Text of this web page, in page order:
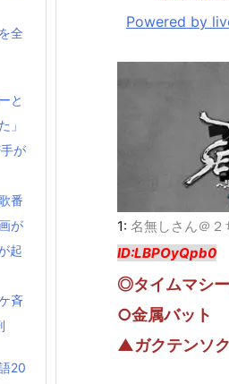
Powered by
1: 名無しさん＠２
ID:LBPOyQpb0
◎タイムマシ
○金属バット
▲ガクテンソク
全
と
」
が
番
が
起
斉
20